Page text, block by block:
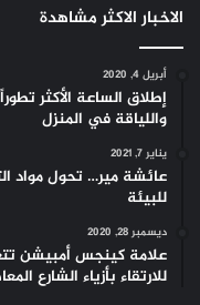
الاخبار الاكثر مشاهدة
أبريل 4, 2020
إطلاق الساعة الأكثر
واللياقة في المنزل
يناير 7, 2021
عائشة مير… تحول مواد
للبيئة
ديسمبر 28, 2020
علامة كينجس أمبيشن
للارتقاء بأزياء الشارع